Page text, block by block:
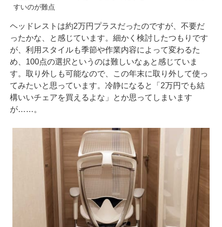
すいのが難点
ヘッドレストは約2万円プラスだったのですが、不要だ
ったかな、と感じています。細かく検討したつもりです
が、利用スタイルも季節や作業内容によって変わるた
め、100点の選択というのは難しいなぁと感じていま
す。取り外しも可能なので、この年末に取り外して使っ
てみたいと思っています。冷静になると「2万円でも結
構いいチェアを買えるよな」とか思ってしまいます
が……。